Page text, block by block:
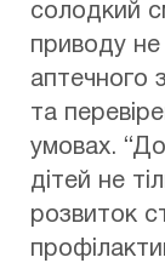
солодкий
приводу
аптечного
та
умовах.
дітей не
розвиток